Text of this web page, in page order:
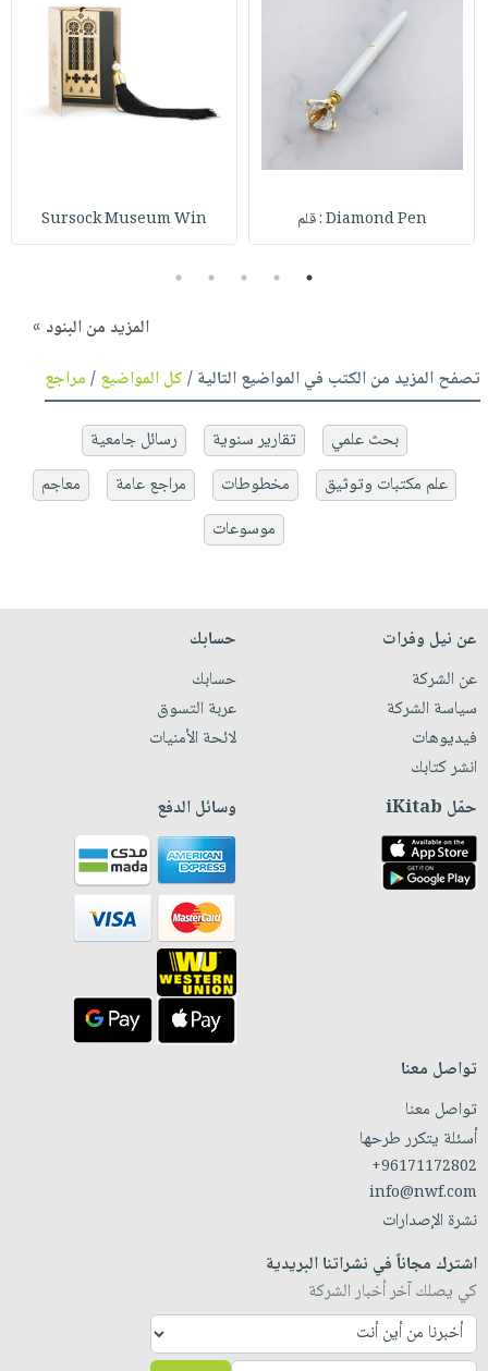
Diamond Pen : قلم Sursock Museum Win
1
2
3
4
5
المزيد من البنود »
تصفح المزيد من الكتب في المواضيع التالية /كل المواضيع/مراجع
بحث علمي تقارير سنوية
رسائل جامعية
علم مكتبات وتوثيق
مخطوطات مراجع عامة
معاجم
موسوعات
عن نيل وفرات
عن الشركة
سياسة الشركة
فيديوهات
انشر كتابك
حسابك
حسابك
عربة التسوق
لائحة الأمنيات
حمّل iKitab وسائل الدفع
تواصل معنا
تواصل معنا
أسئلة يتكرر طرحها
+96171172802
info@nwf.com
نشرة الإصدارات
اشترك مجاناً في نشراتنا البريدية
كي يصلك آخر أخبار الشركة